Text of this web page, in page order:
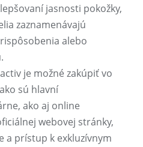
jasnosti pokožky,
zaznamenávajú
alebo
je možné zakúpiť vo
sú hlavní
ako aj online
webovej stránky,
a prístup k exkluzívnym